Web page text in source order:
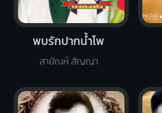
พบรักปากน้ำโพ
สายัณห์ สัญญา